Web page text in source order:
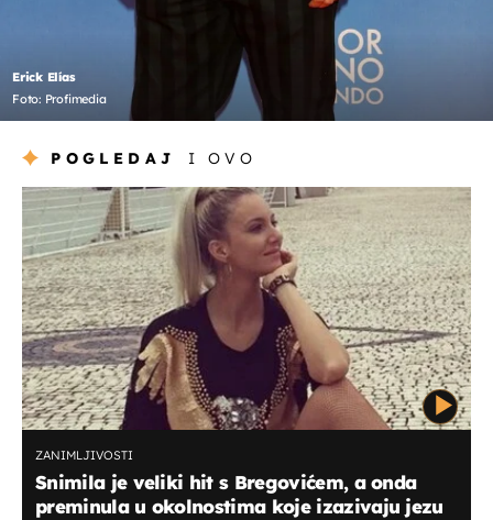
Erick Elías
Foto: Profimedia
POGLEDAJ I OVO
ZANIMLJIVOSTI
Snimila je veliki hit s Bregovićem, a onda
preminula u okolnostima koje izazivaju jezu